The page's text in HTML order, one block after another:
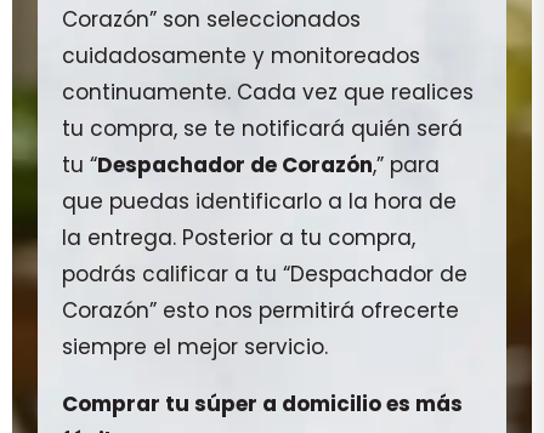
Corazón” son seleccionados
cuidadosamente y monitoreados
continuamente. Cada vez que realices
tu compra, se te notificará quién será
tu “Despachador de Corazón,” para
que puedas identificarlo a la hora de
la entrega. Posterior a tu compra,
podrás calificar a tu “Despachador de
Corazón” esto nos permitirá ofrecerte
siempre el mejor servicio.
Comprar tu súper a domicilio es más